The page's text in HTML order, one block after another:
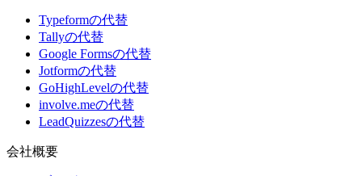
Typeformの代替
Tallyの代替
Google Formsの代替
Jotformの代替
GoHighLevelの代替
involve.meの代替
LeadQuizzesの代替
会社概要